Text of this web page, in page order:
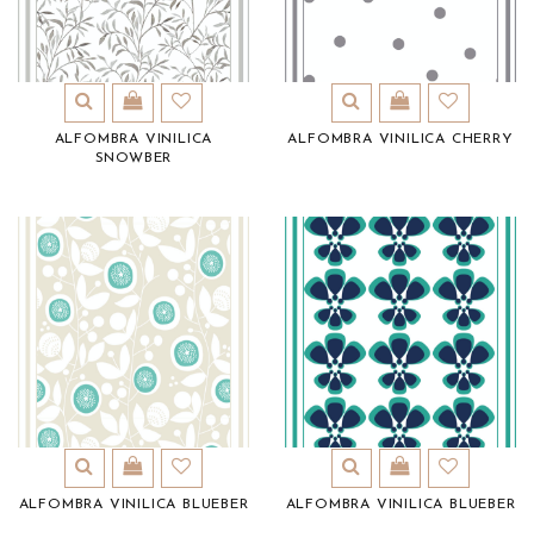
ALFOMBRA VINILICA
SNOWBER
ALFOMBRA VINILICA CHERRY
ALFOMBRA VINILICA BLUEBER ALFOMBRA VINILICA BLUEBER